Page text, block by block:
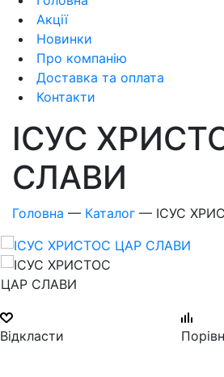
Акції
Новинки
Про компанію
Доставка та оплата
Контакти
ІСУС
СЛАВИ
Головна — Каталог — ІСУС
Відкласти